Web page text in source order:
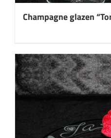
Champagne glazen